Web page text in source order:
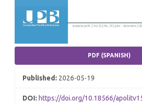
PDF (SPANISH)
Published: 2026-05-19
DOI: https://doi.org/10.18566/